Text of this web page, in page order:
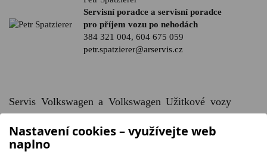
Servisní poradce a servisní poradce
pro příjem vozu po nehodách
384 321 004, 604 675 059
petr.spatzierer@arservis.cz
Servis Volkswagen a Volkswagen Užitkové vozy
Jiří Kadlec
Nastavení cookies – využívejte web
naplno